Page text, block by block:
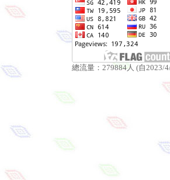
總流量：279884人 (自2023/